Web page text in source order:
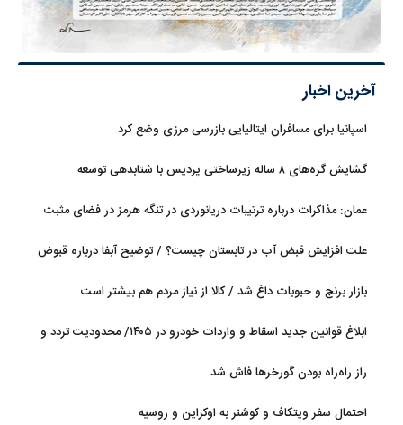
آخرین اخبار
اسپانیا برای مسافران ایتالیایی بازرسی مرزی وضع کرد
گشایش گره‌های ۸ ساله زیرساختی پردیس با شتابدهی توسعه
عمان: مذاکرات درباره ترتیبات دریانوردی در تنگه هرمز در فضای مثبت
علت افزایش قبض آب در تابستان چیست؟ / توضیح آبفا درباره قبوض
بازار برنج و حبوبات داغ شد / کالا از نیاز مردم هم بیشتر است
ابلاغ قوانین جدید اسقاط و واردات خودرو در ۱۴۰۵/ محدودیت تردد و
سوخت‌رسانی به فرسوده‌ها
راز راه‌راه بودن گورخرها فاش شد
احتمال سفر ویتکاف و کوشنر به اوکراین و روسیه